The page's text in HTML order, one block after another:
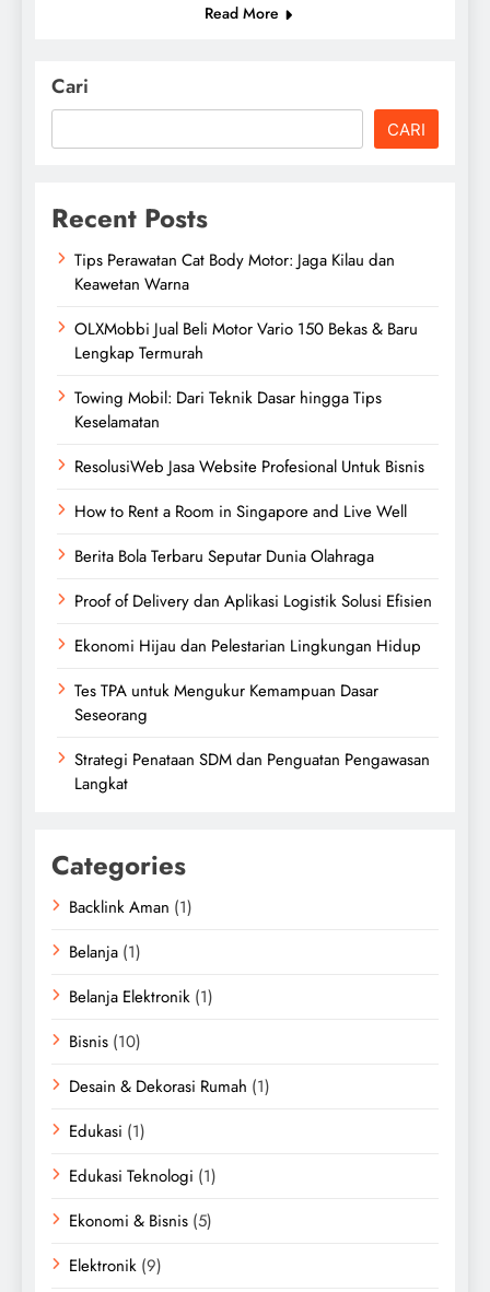
Read More
Cari
CARI
Recent Posts
Tips Perawatan Cat Body Motor: Jaga Kilau dan
Keawetan Warna
OLXMobbi Jual Beli Motor Vario 150 Bekas & Baru
Lengkap Termurah
Towing Mobil: Dari Teknik Dasar hingga Tips
Keselamatan
ResolusiWeb Jasa Website Profesional Untuk Bisnis
How to Rent a Room in Singapore and Live Well
Berita Bola Terbaru Seputar Dunia Olahraga
Proof of Delivery dan Aplikasi Logistik Solusi Efisien
Ekonomi Hijau dan Pelestarian Lingkungan Hidup
Tes TPA untuk Mengukur Kemampuan Dasar
Seseorang
Strategi Penataan SDM dan Penguatan Pengawasan
Langkat
Categories
Backlink Aman (1)
Belanja (1)
Belanja Elektronik (1)
Bisnis (10)
Desain & Dekorasi Rumah (1)
Edukasi (1)
Edukasi Teknologi (1)
Ekonomi & Bisnis (5)
Elektronik (9)